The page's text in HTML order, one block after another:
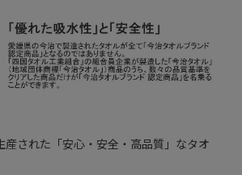
された「安心・安全・高品質」なタオ